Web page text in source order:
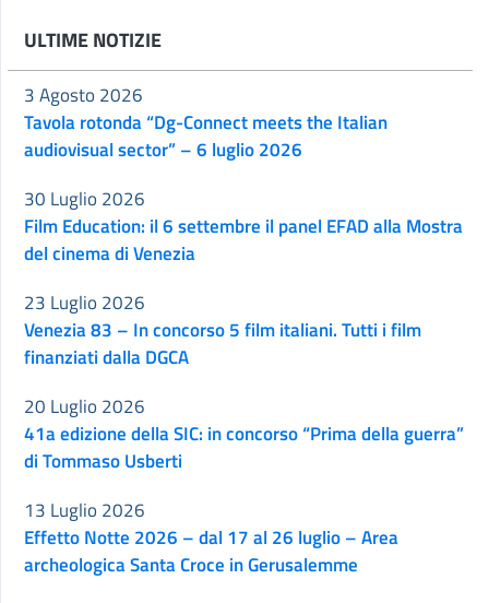
ULTIME NOTIZIE
Tavola rotonda “Dg-Connect meets the Italian
audiovisual sector” – 6 luglio 2026
3 Agosto 2026
Film Education: il 6 settembre il panel EFAD alla Mostra
del cinema di Venezia
30 Luglio 2026
Venezia 83 – In concorso 5 film italiani. Tutti i film
finanziati dalla DGCA
23 Luglio 2026
41a edizione della SIC: in concorso “Prima della guerra”
di Tommaso Usberti
20 Luglio 2026
Effetto Notte 2026 – dal 17 al 26 luglio – Area
archeologica Santa Croce in Gerusalemme
13 Luglio 2026